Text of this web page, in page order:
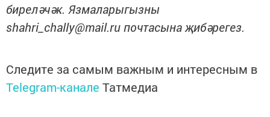
биреләчәк. Язмаларыгызны
shahri_chally@mail.ru почтасына җибәрегез.
Следите за самым важным и интересным в
Telegram-канале Татмедиа